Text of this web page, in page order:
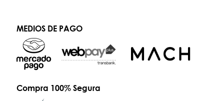
MEDIOS DE PAGO
Compra 100% Segura